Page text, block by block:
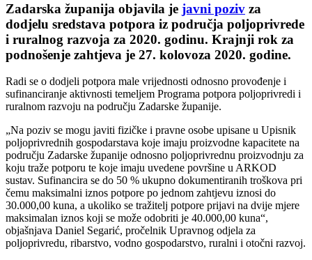
Zadarska županija objavila je javni poziv za
dodjelu sredstava potpora iz područja poljoprivrede
i ruralnog razvoja za 2020. godinu. Krajnji rok za
podnošenje zahtjeva je 27. kolovoza 2020. godine.
Radi se o dodjeli potpora male vrijednosti odnosno provođenje i
sufinanciranje aktivnosti temeljem Programa potpora poljoprivredi i
ruralnom razvoju na području Zadarske županije.
„Na poziv se mogu javiti fizičke i pravne osobe upisane u Upisnik
poljoprivrednih gospodarstava koje imaju proizvodne kapacitete na
području Zadarske županije odnosno poljoprivrednu proizvodnju za
koju traže potporu te koje imaju uvedene površine u ARKOD
sustav. Sufinancira se do 50 % ukupno dokumentiranih troškova pri
čemu maksimalni iznos potpore po jednom zahtjevu iznosi do
30.000,00 kuna, a ukoliko se tražitelj potpore prijavi na dvije mjere
maksimalan iznos koji se može odobriti je 40.000,00 kuna“,
objašnjava Daniel Segarić, pročelnik Upravnog odjela za
poljoprivredu, ribarstvo, vodno gospodarstvo, ruralni i otočni razvoj.